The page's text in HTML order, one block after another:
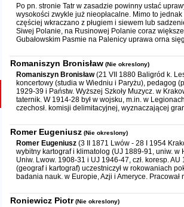
Po pn. stronie Tatr w zasadzie powinny ustać
wysokości zwykle już nieopłacalne. Mimo to
częściej wkraczano z pługiem i siewem lub
Siwej Polanie, na Rusinowej Polanie coraz
Gubałowskim Pasmie na Palenicy uprawa orna
Romaniszyn Bronisław (Nie okreslony)
Romaniszyn Bronisław(21 VII 1880 Baligród k.
koncertowy (studia w Wiedniu i Paryżu), pedagog
1929-39 i Państw. Wyższej Szkoły Muzycz. w
taternik. W 1914-28 był w wojsku, m.in. w
czechosł. komisji delimitacyjnej, wyznaczającej
Romer Eugeniusz (Nie okreslony)
Romer Eugeniusz (3 II 1871 Lwów - 28 I 1954
wybitny kartograf i klimatolog (UJ 1889-91, uniw.
Uniw. Lwow. 1908-31 i UJ 1946-47, czł. koresp.
(geograf i kartograf) uczestniczył w rokowaniach
badania nauk. w Europie, Azji i Ameryce. Pracował
Roniewicz Piotr (Nie okreslony)